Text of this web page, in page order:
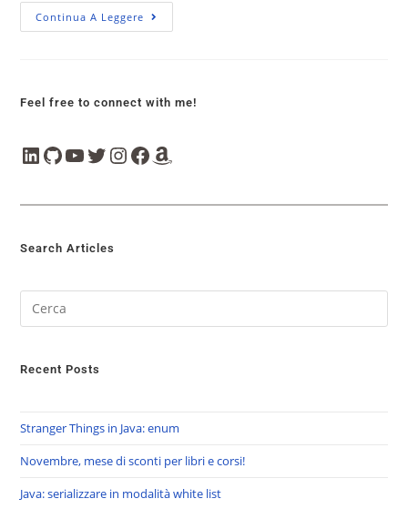
Continua A Leggere
Feel free to connect with me!
Search Articles
Recent Posts
Stranger Things in Java: enum
Novembre, mese di sconti per libri e corsi!
Java: serializzare in modalità white list